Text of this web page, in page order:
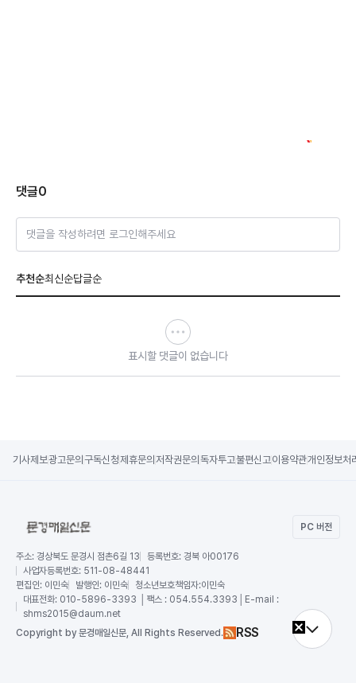
댓글0
댓글을 작성하려면 로그인해주세요
추천순최신순답글순
표시할 댓글이 없습니다
기사제보광고문의 구독신청제휴문의 저작권문의 독자투고불편신고이용약관개인정보처
PC 버전
주소: 경상북도 문경시 점촌6길 13 등록번호: 경북 아00176
사업자등록번호: 511-08-48441
편집인: 이민숙 발행인: 이민숙 청소년보호책임자:이민숙
대표전화: 010-5896-3393 │팩스 : 054.554.3393│E-mail :
shms2015@daum.net
Copyright by 문경매일신문, All Rights Reserved. RSS